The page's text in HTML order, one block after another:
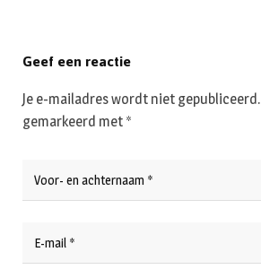
Geef een reactie
Je e-mailadres wordt niet gepubliceerd.
gemarkeerd met *